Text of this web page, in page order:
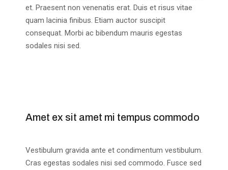
et. Praesent non venenatis erat. Duis et risus vitae
quam lacinia finibus. Etiam auctor suscipit
consequat. Morbi ac bibendum mauris egestas
sodales nisi sed.
Amet ex sit amet mi tempus commodo
Vestibulum gravida ante et condimentum vestibulum.
Cras egestas sodales nisi sed commodo. Fusce sed